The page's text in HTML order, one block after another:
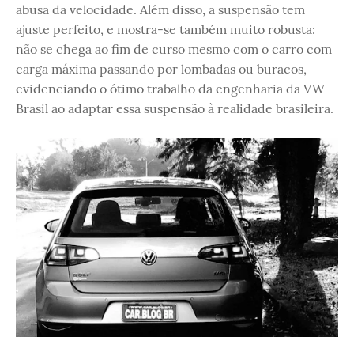
abusa da velocidade. Além disso, a suspensão tem
ajuste perfeito, e mostra-se também muito robusta:
não se chega ao fim de curso mesmo com o carro com
carga máxima passando por lombadas ou buracos,
evidenciando o ótimo trabalho da engenharia da VW
Brasil ao adaptar essa suspensão à realidade brasileira.